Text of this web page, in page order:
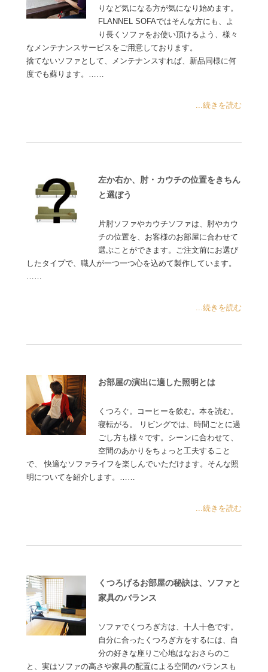
りなど気になる方が気になり始めます。
FLANNEL SOFAではそんな方にも、よ
り長くソファをお使い頂けるよう、様々
なメンテナンスサービスをご用意しております。
捨てないソファとして、メンテナンスすれば、新品同様に何
度でも蘇ります。……
...続きを読む
左か右か、肘・カウチの位置をきちん
と選ぼう
片肘ソファやカウチソファは、肘やカウ
チの位置を、お客様のお部屋に合わせて
選ぶことができます。ご注文前にお選び
したタイプで、職人が一つ一つ心を込めて製作しています。
……
...続きを読む
お部屋の演出に適した照明とは
くつろぐ。コーヒーを飲む。本を読む。
寝転がる。 リビングでは、時間ごとに過
ごし方も様々です。シーンに合わせて、
空間のあかりをちょっと工夫すること
で、 快適なソファライフを楽しんでいただけます。そんな照
明についてを紹介します。……
...続きを読む
くつろげるお部屋の秘訣は、ソファと
家具のバランス
ソファでくつろぎ方は、十人十色です。
自分に合ったくつろぎ方をするには、自
分の好きな座りご心地はなおさらのこ
と、実はソファの高さや家具の配置による空間のバランスも